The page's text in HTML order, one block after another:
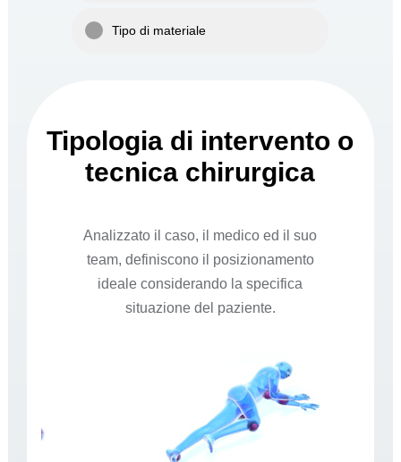
Tipo di materiale
Tipologia di intervento o
tecnica chirurgica
Analizzato il caso, il medico ed il suo
team, definiscono il posizionamento
ideale considerando la specifica
situazione del paziente.